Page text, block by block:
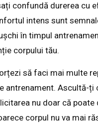
confundă durerea cu
intens sunt
în timpul
corpului tău.
să faci mai multe
antrenament. Ascultă-
nu doar că
corpul nu va mai